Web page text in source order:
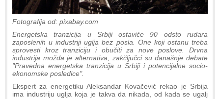
Fotografija od: pixabay.com
Energetska tranzicija u Srbiji ostaviće 90 odsto rudara
zaposlenih u industriji uglja bez posla. One koji ostanu treba
sprovesti kroz tranziciju i obučiti za nove poslove. Drvna
industrija možda je alternativa, zakčljučci su današnje debate
"Pravedna energetska tranzicija u Srbiji i potencijalne socio-
ekonomske posledice".
Ekspert za energetiku Aleksandar Kovačević rekao je Srbija
ima industriju uglja koja je takva da nikada, od kada se ugalj